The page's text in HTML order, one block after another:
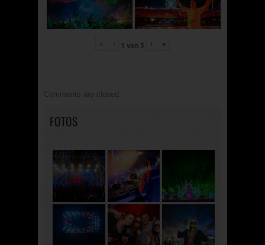
1 von 5 › »
Comments are closed.
FOTOS